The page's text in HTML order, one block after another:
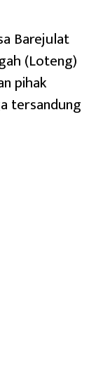
Barejulat
(Loteng)
pihak
tersandung